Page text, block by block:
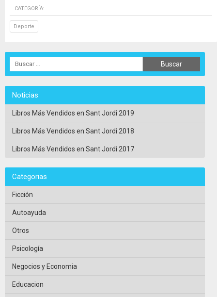
CATEGORÍA:
Deporte
Noticias
Libros Más Vendidos en Sant Jordi 2019
Libros Más Vendidos en Sant Jordi 2018
Libros Más Vendidos en Sant Jordi 2017
Categorias
Ficción
Autoayuda
Otros
Psicología
Negocios y Economia
Educacion